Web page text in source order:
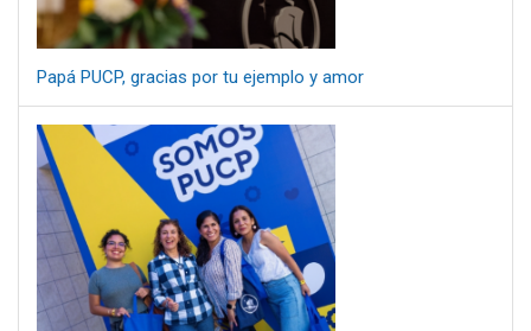
Papá PUCP, gracias por tu ejemplo y amor